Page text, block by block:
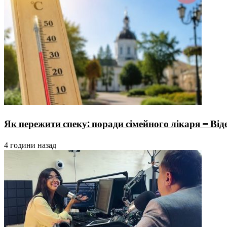
Як пережити спеку: поради сімейного лікаря –
4 години назад